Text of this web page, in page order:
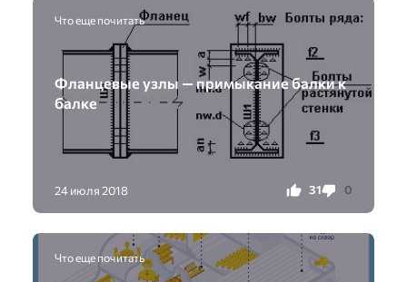
Что еще почитать
Фланцевые узлы — примыкание балки к
балке
24 июля 2018 31 0
Что еще почитать